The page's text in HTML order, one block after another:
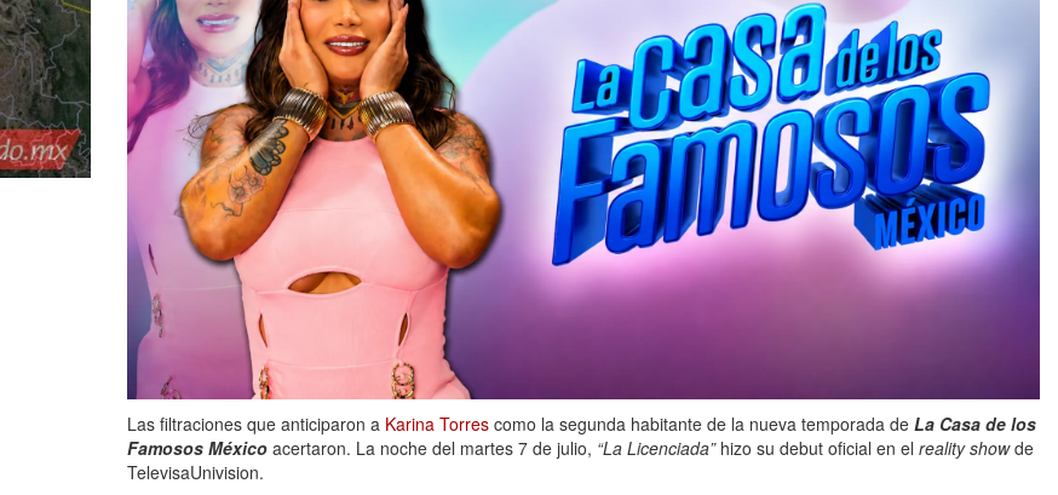
Las filtraciones que anticiparon a Karina Torres como la segunda habitante de la nueva temporada de La Casa de los
Famosos México acertaron. La noche del martes 7 de julio, “La Licenciada” hizo su debut oficial en el reality showde
TelevisaUnivision.